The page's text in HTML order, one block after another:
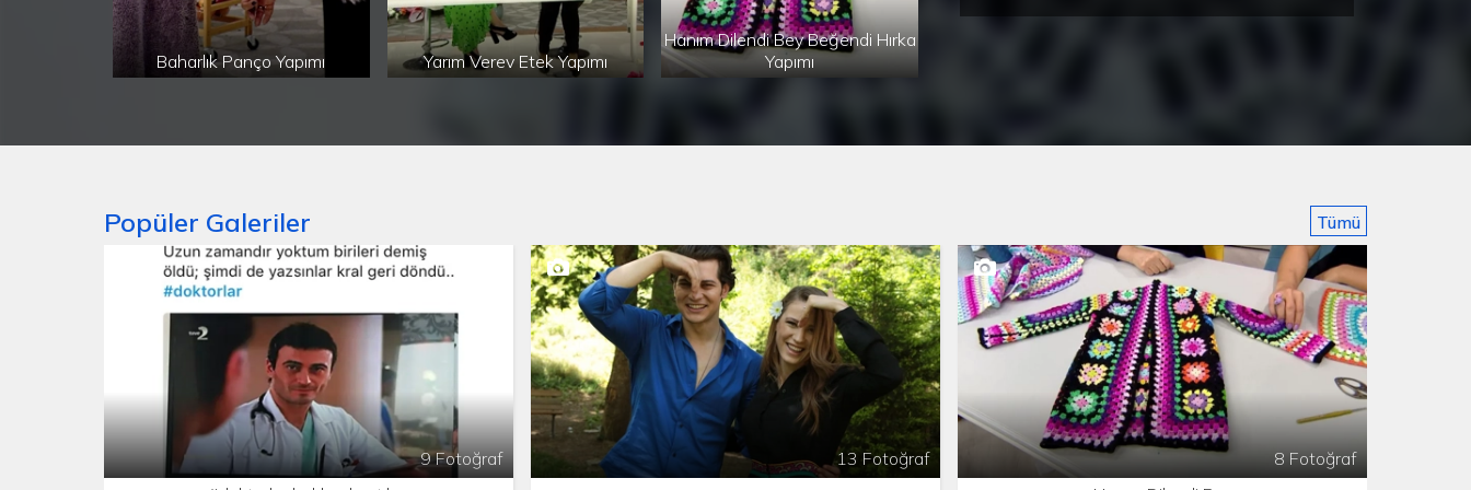
Baharlık Panço Yapımı Yarım Verev Etek Yapımı
Hanım Dilendi Bey Beğendi Hırka
Yapımı
Popüler Galeriler
9 Fotoğraf
13 Fotoğraf
8 Fotoğraf
Tümü